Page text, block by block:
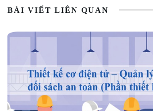
BÀI VIẾT LIÊN QUAN